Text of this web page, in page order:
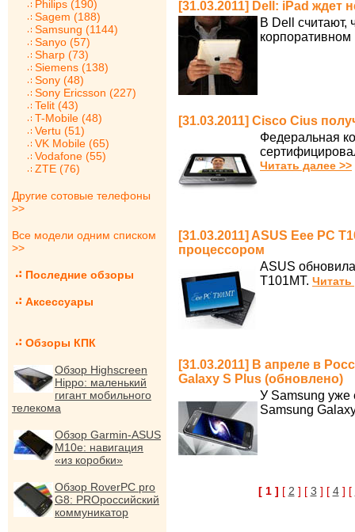
Philips (190)
Sagem (188)
Samsung (1144)
Sanyo (57)
Sharp (73)
Siemens (138)
Sony (48)
Sony Ericsson (227)
Telit (43)
T-Mobile (48)
Vertu (51)
VK Mobile (65)
Vodafone (55)
ZTE (76)
Другие сотовые телефоны
>>
Все модели одним списком
>>
Последние обзоры
Аксессуары
Обзоры КПК
Обзор Highscreen
Hippo: маленький
гигант мобильного
телекома
Обзор Garmin-ASUS
M10e: навигация
«из коробки»
Обзор RoverPC pro
G8: PROроссийский
коммуникатор
[31.03.2011] Dell: iPad ждет
В Dell считают,
корпоративном
[31.03.2011] Cisco Cius
Федеральная
Читать далее >>
[31.03.2011] ASUS Eee PC
процессором
ASUS
T101MT. Читать
[31.03.2011] В апреле в
Galaxy S Plus (обновлено)
У Samsung уже
Samsung
[ 1 ] [ 2 ] [ 3 ] [ 4] [